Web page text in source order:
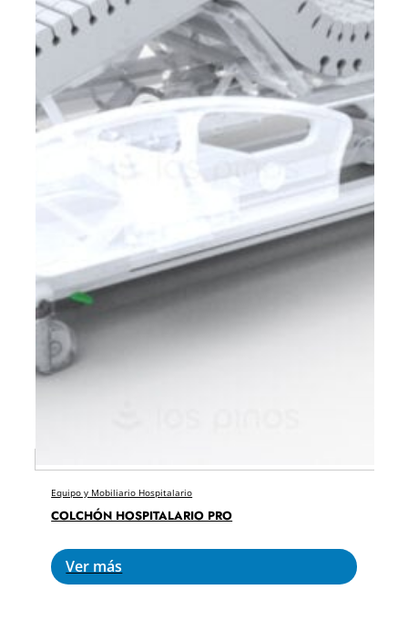
Equipo y Mobiliario Hospitalario
COLCHÓN HOSPITALARIO PRO
Ver más